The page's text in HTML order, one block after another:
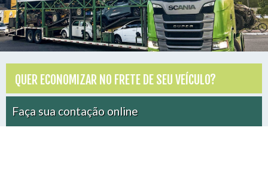
QUER ECONOMIZAR NO FRETE DE SEU VEÍCULO?
Faça sua contação online